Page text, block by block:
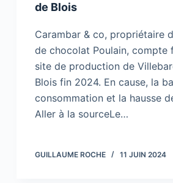
de Blois
Carambar & co, propriétaire
de chocolat Poulain, compte
site de production de
Blois fin 2024. En cause, la
consommation et la hausse
Aller à la sourceLe…
GUILLAUME ROCHE 11 JUIN 2024